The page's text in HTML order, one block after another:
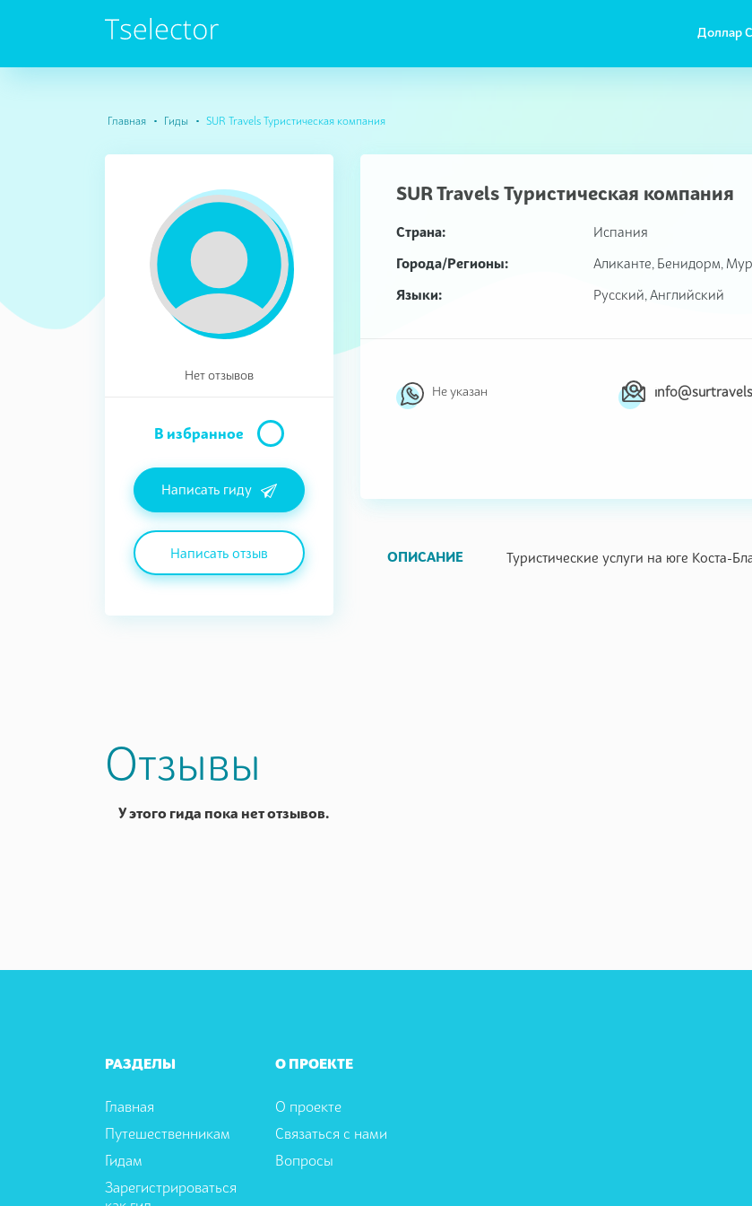
Доллар
Главная Гиды SUR Travels Туристическая компания
Нет отзывов
В избранное
Написать гиду
Написать отзыв
SUR Travels Туристическая компания
Страна:
Испания
Города/Регионы:
Аликанте, Бенидорм,
Языки:
Русский, Английский
Не указан
ОПИСАНИЕ Туристические услуги на юге Коста-
Отзывы
У этого гида пока нет отзывов.
РАЗДЕЛЫ
Главная
Путешественникам
Гидам
Зарегистрироваться
О ПРОЕКТЕ
О проекте
Связаться с нами
Вопросы